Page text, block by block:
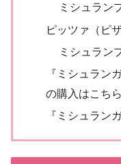
ミシュラン
ピッツァ（ピザ
ミシュラン
『ミシュラン
の購入はこちら
『ミシュラン